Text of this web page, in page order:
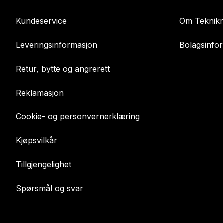
Kundeservice
Leveringsinformasjon
Retur, bytte og angrerett
Reklamasjon
Cookie- og personvernerklæring
Kjøpsvilkår
Tillgjengelighet
Spørsmål og svar
Om